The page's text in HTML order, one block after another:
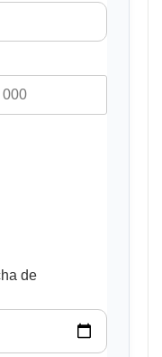
de